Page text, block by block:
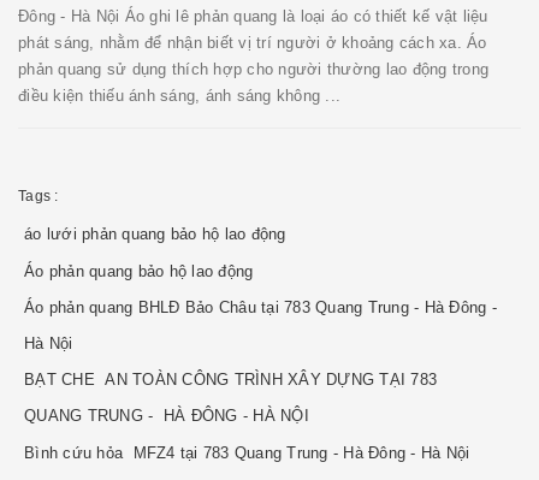
Đông - Hà Nội Áo ghi lê phản quang là loại áo có thiết kế vật liệu
phát sáng, nhằm để nhận biết vị trí người ở khoảng cách xa. Áo
phản quang sử dụng thích hợp cho người thường lao động trong
điều kiện thiếu ánh sáng, ánh sáng không ...
Tags :
áo lưới phản quang bảo hộ lao động
Áo phản quang bảo hộ lao động
Áo phản quang BHLĐ Bảo Châu tại 783 Quang Trung - Hà Đông -
Hà Nội
BẠT CHE AN TOÀN CÔNG TRÌNH XÂY DỰNG TẠI 783
QUANG TRUNG - HÀ ĐÔNG - HÀ NỘI
Bình cứu hỏa MFZ4 tại 783 Quang Trung - Hà Đông - Hà Nội